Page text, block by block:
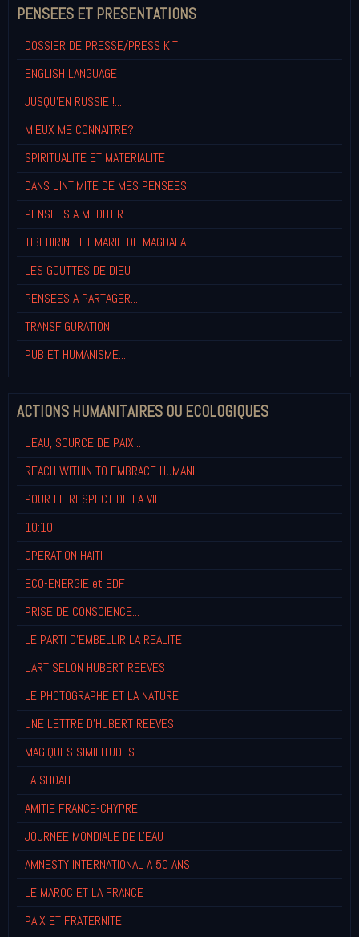
PENSEES ET PRESENTATIONS
DOSSIER DE PRESSE/PRESS KIT
ENGLISH LANGUAGE
JUSQU'EN RUSSIE !...
MIEUX ME CONNAITRE?
SPIRITUALITE ET MATERIALITE
DANS L'INTIMITE DE MES PENSEES
PENSEES A MEDITER
TIBEHIRINE ET MARIE DE MAGDALA
LES GOUTTES DE DIEU
PENSEES A PARTAGER...
TRANSFIGURATION
PUB ET HUMANISME...
ACTIONS HUMANITAIRES OU ECOLOGIQUES
L'EAU, SOURCE DE PAIX...
REACH WITHIN TO EMBRACE HUMANI
POUR LE RESPECT DE LA VIE...
10:10
OPERATION HAITI
ECO-ENERGIE et EDF
PRISE DE CONSCIENCE...
LE PARTI D'EMBELLIR LA REALITE
L'ART SELON HUBERT REEVES
LE PHOTOGRAPHE ET LA NATURE
UNE LETTRE D'HUBERT REEVES
MAGIQUES SIMILITUDES...
LA SHOAH...
AMITIE FRANCE-CHYPRE
JOURNEE MONDIALE DE L'EAU
AMNESTY INTERNATIONAL A 50 ANS
LE MAROC ET LA FRANCE
PAIX ET FRATERNITE